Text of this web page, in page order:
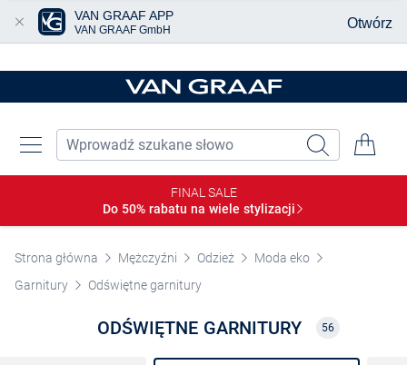
FINAL SALE
Do 50% rabatu na wiele stylizacji
Strona główna Mężczyźni Odzież
Moda eko
Garnitury
Odświętne garnitury
ODŚWIĘTNE GARNITURY 56
VAN GRAAF APP
VAN GRAAF GmbH Otwórz